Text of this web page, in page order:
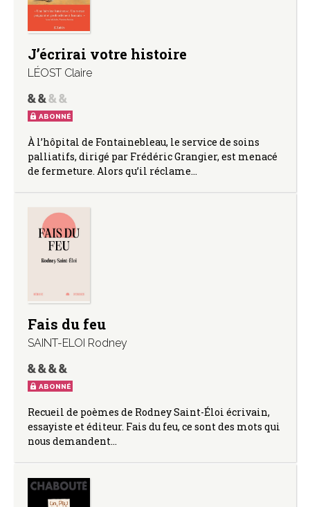
J’écrirai votre histoire
LÉOST Claire
ABONNÉ
À l’hôpital de Fontainebleau, le service de soins
palliatifs, dirigé par Frédéric Grangier, est menacé
de fermeture. Alors qu’il réclame…
Fais du feu
SAINT-ELOI Rodney
ABONNÉ
Recueil de poèmes de Rodney Saint-Éloi écrivain,
essayiste et éditeur. Fais du feu, ce sont des mots qui
nous demandent…